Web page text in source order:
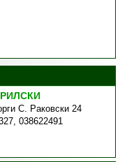
С. Раковски 24
038622491